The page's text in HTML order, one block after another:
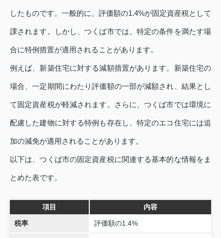
したものです。一般的に、評価額の1.4%が固定資産税として
課されます。しかし、つくば市では、特定の条件を満たす場
合に特例措置が適用されることがあります。
例えば、新築住宅に対する減額措置があります。新築住宅の
場合、一定期間にわたり評価額の一部が減額され、結果とし
て固定資産税が軽減されます。さらに、つくば市では環境に
配慮した建物に対する特例も存在し、特定のエコ住宅には追
加の減免が適用されることがあります。
以下は、つくば市の固定資産税に関連する基本的な情報をま
とめた表です。
項目 内容
税率 評価額の1.4%